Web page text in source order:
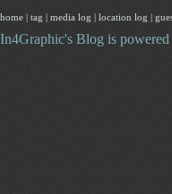
home | tag | media log | location log |
In4Graphic's Blog is